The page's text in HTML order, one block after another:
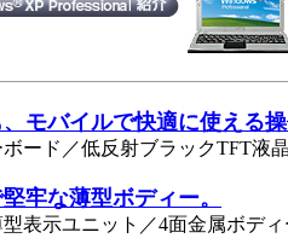
モバイルで快適に使える
ード／低反射ブラックTFT液
牢な薄型ボディー。
表示ユニット／4面金属ボデ